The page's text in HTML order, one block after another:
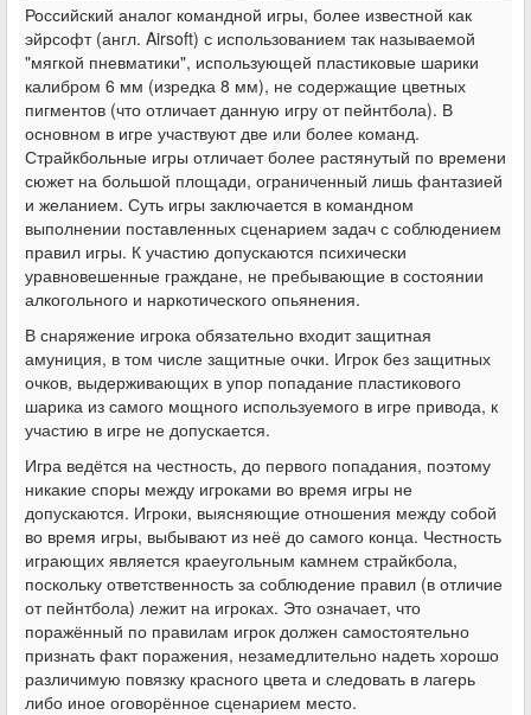
Российский аналог командной игры, более известной как
эйрсофт (англ. Airsoft) с использованием так называемой
"мягкой пневматики", использующей пластиковые шарики
калибром 6 мм (изредка 8 мм), не содержащие цветных
пигментов (что отличает данную игру от пейнтбола). В
основном в игре участвуют две или более команд.
Страйкбольные игры отличает более растянутый по времени
сюжет на большой площади, ограниченный лишь фантазией
и желанием. Суть игры заключается в командном
выполнении поставленных сценарием задач с соблюдением
правил игры. К участию допускаются психически
уравновешенные граждане, не пребывающие в состоянии
алкогольного и наркотического опьянения.
В снаряжение игрока обязательно входит защитная
амуниция, в том числе защитные очки. Игрок без защитных
очков, выдерживающих в упор попадание пластикового
шарика из самого мощного используемого в игре привода, к
участию в игре не допускается.
Игра ведётся на честность, до первого попадания, поэтому
никакие споры между игроками во время игры не
допускаются. Игроки, выясняющие отношения между собой
во время игры, выбывают из неё до самого конца. Честность
играющих является краеугольным камнем страйкбола,
поскольку ответственность за соблюдение правил (в отличие
от пейнтбола) лежит на игроках. Это означает, что
поражённый по правилам игрок должен самостоятельно
признать факт поражения, незамедлительно надеть хорошо
различимую повязку красного цвета и следовать в лагерь
либо иное оговорённое сценарием место.